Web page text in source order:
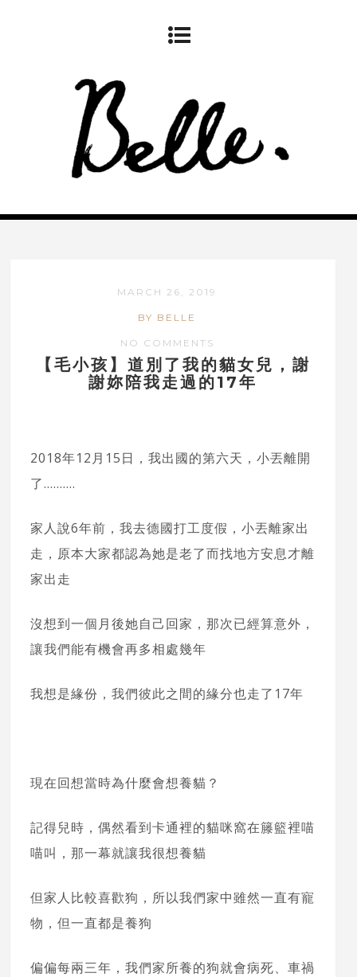
MARCH 26, 2019
BY BELLE
NO COMMENTS
【毛小孩】道別了我的貓女兒，謝
謝妳陪我走過的17年
2018年12月15日，我出國的第六天，小丟離開
了……….
家人說6年前，我去德國打工度假，小丟離家出
走，原本大家都認為她是老了而找地方安息才離
家出走
沒想到一個月後她自己回家，那次已經算意外，
讓我們能有機會再多相處幾年
我想是緣份，我們彼此之間的緣分也走了17年
現在回想當時為什麼會想養貓？
記得兒時，偶然看到卡通裡的貓咪窩在籐籃裡喵
喵叫，那一幕就讓我很想養貓
但家人比較喜歡狗，所以我們家中雖然一直有寵
物，但一直都是養狗
偏偏每兩三年，我們家所養的狗就會病死、車禍